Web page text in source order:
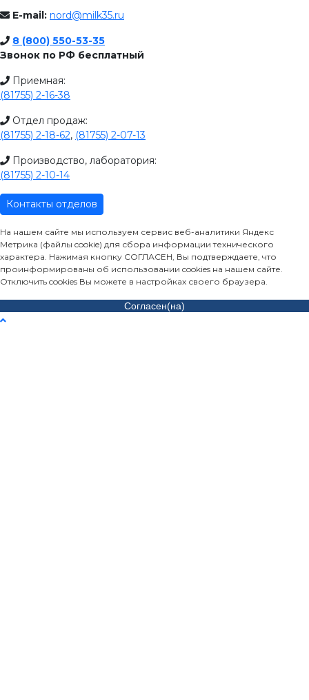
E-mail: nord@milk35.ru
8 (800) 550-53-35
Звонок по РФ бесплатный
Приемная:
(81755) 2-16-38
Отдел продаж:
(81755) 2-18-62, (81755) 2-07-13
Производство, лаборатория:
(81755) 2-10-14
Контакты отделов
На нашем сайте мы используем сервис веб-аналитики Яндекс
Метрика (файлы cookie) для сбора информации технического
характера. Нажимая кнопку СОГЛАСЕН, Вы подтверждаете, что
проинформированы об использовании cookies на нашем сайте.
Отключить cookies Вы можете в настройках своего браузера.
Согласен(на)